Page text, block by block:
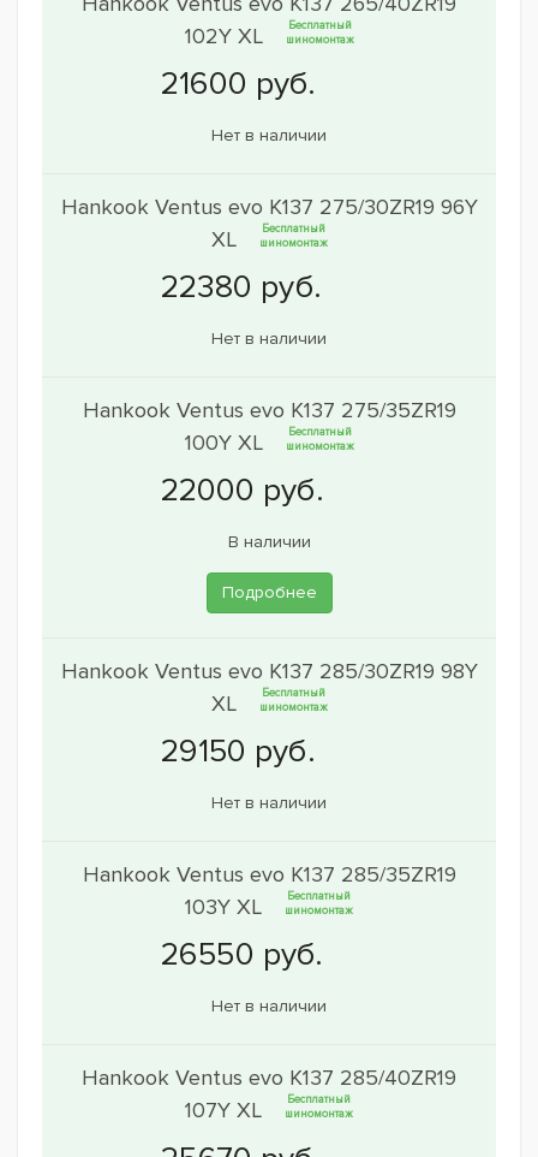
102Y XL
Бесплатный
шиномонтаж
Нет в наличии
Hankook Ventus evo K137 275/30ZR19 96Y
XL
Бесплатный
шиномонтаж
Нет в наличии
Hankook Ventus evo K137 275/35ZR19
100Y XL
Бесплатный
шиномонтаж
В наличии
Подробнее
Hankook Ventus evo K137 285/30ZR19 98Y
XL
Бесплатный
шиномонтаж
Нет в наличии
Hankook Ventus evo K137 285/35ZR19
103Y XL
Бесплатный
шиномонтаж
Нет в наличии
Hankook Ventus evo K137 285/40ZR19
107Y XL
Бесплатный
шиномонтаж